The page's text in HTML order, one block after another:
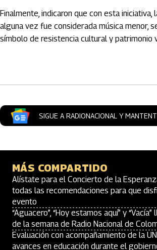
Finalmente, indicaron que con esta iniciativa,
alguna vez fue considerada música menor,
símbolo de resistencia cultural y patrimonio
SIGUE A RADIONACIONAL Y
MÁS COMPARTIDO
Alístate para el Concierto de la
todas las recomendaciones para que
evento
“Aguacero”, “Hoy estamos aquí” y
de la semana de Radio Nacional de
Evaluación con acompañamiento de la
avances en educación durante el